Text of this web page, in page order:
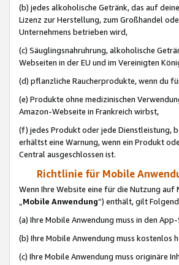
(b) jedes alkoholische Getränk, das auf
Lizenz zur Herstellung, zum Großhandel
Unternehmens betrieben wird,
(c) Säuglingsnahruhrung, alkoholische
Webseiten in der EU und im Vereinigten
(d) pflanzliche Raucherprodukte, wenn du
(e) Produkte ohne medizinischen
Amazon-Webseite in Frankreich wirbst,
(f) jedes Produkt oder jede Dienstleistung,
erhältst eine Warnung, wenn ein Produkt
Central ausgeschlossen ist.
Richtlinie für Mobile
Wenn Ihre Website eine für die Nutzung
„Mobile Anwendung“) enthält, gilt
(a) Ihre Mobile Anwendung muss in den
(b) Ihre Mobile Anwendung muss
(c) Ihre Mobile Anwendung muss originäre